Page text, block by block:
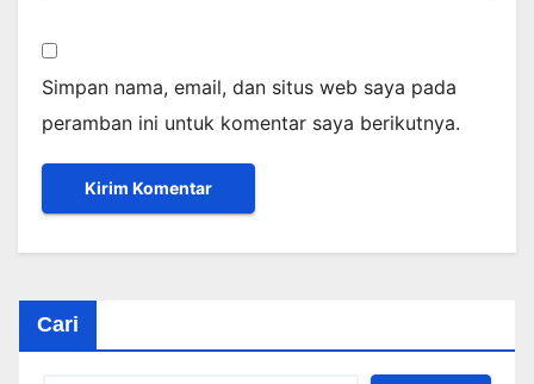
Simpan nama, email, dan situs web saya pada
peramban ini untuk komentar saya berikutnya.
Cari